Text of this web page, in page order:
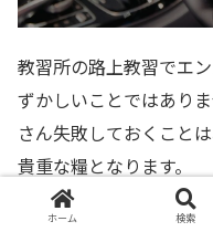
教習所の路上教習でエ
ずかしいことではあり
さん失敗しておくこと
貴重な糧となります。
ホーム 検索